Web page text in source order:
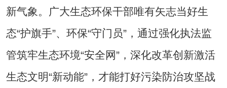
新气象。广大生态环保干部唯有矢志当好生
态“护旗手”、环保“守门员”，通过强化执法监
管筑牢生态环境“安全网”，深化改革创新激活
生态文明“新动能”，才能打好污染防治攻坚战